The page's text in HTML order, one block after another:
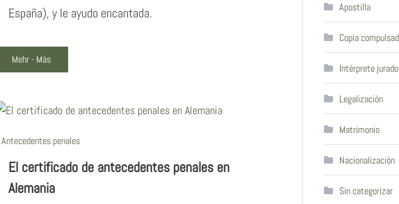
España), y le ayudo encantada.
Mehr - Más
Antecedentes penales
El certificado de antecedentes penales en
Alemania
Apostilla
Copia
Intérprete jurado
Legalización
Matrimonio
Nacionalización
Sin categorizar